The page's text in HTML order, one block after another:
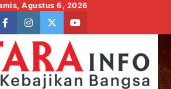
Agustus 6, 2026
facebookinstagram
twitteryoutube